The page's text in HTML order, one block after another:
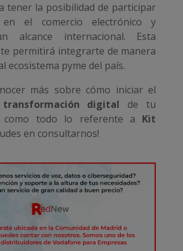
tener la posibilidad de participar
en el comercio electrónico y
alcance internacional. Esta
permitirá integrarte de manera
ecosistema pyme del país.
más sobre cómo iniciar el
transformación digital de tu
como todo lo referente a Kit
en consultarnos!